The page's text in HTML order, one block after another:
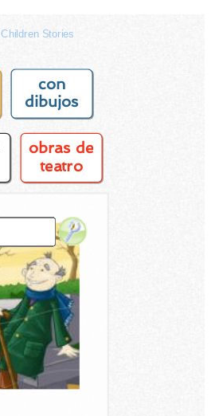
Children Stories
con
dibujos
obras de
teatro